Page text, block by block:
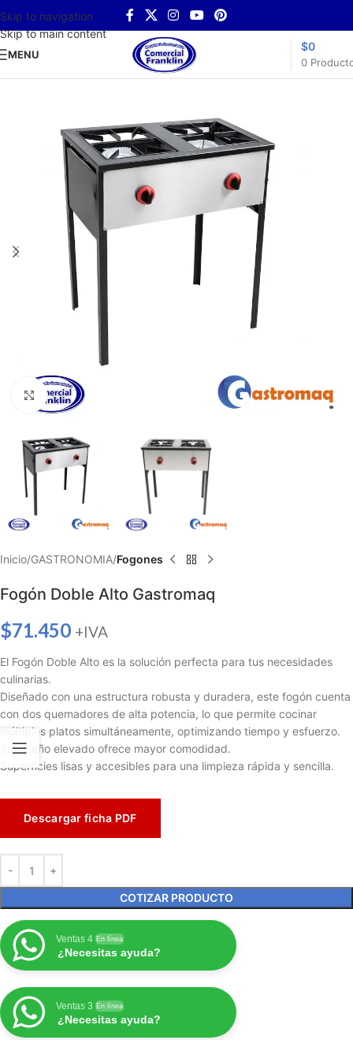
Skip to navigation
Skip to main content
MENU
0
$0
Haga clic para ampliar
Inicio GASTRONOMIA Fogones
Fogón Doble Alto Gastromaq
$71.450 +IVA
El Fogón Doble Alto es la solución perfecta para tus necesidades
culinarias.
Diseñado con una estructura robusta y duradera, este fogón cuenta
con dos quemadores de alta potencia, lo que permite cocinar
múltiples platos simultáneamente, optimizando tiempo y esfuerzo.
Su diseño elevado ofrece mayor comodidad.
Superficies lisas y accesibles para una limpieza rápida y sencilla.
Descargar ficha PDF
COTIZAR PRODUCTO
Ventas 4 En línea
¿Necesitas ayuda?
Ventas 3 En línea
¿Necesitas ayuda?